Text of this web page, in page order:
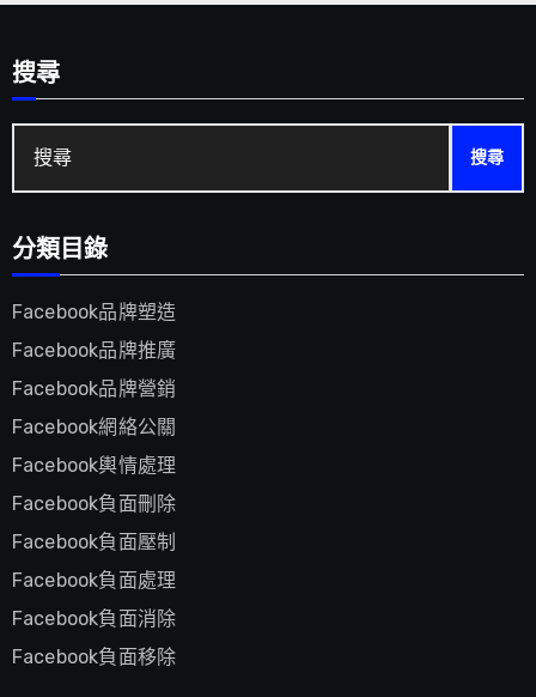
搜尋
分類目錄
Facebook品牌塑造
Facebook品牌推廣
Facebook品牌營銷
Facebook網絡公關
Facebook輿情處理
Facebook負面刪除
Facebook負面壓制
Facebook負面處理
Facebook負面消除
Facebook負面移除